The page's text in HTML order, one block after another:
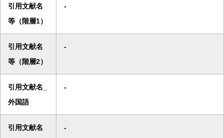
引用文献名
等（階層1）
-
引用文献名
等（階層2）
-
引用文献名_
外国語
-
引用文献名
-